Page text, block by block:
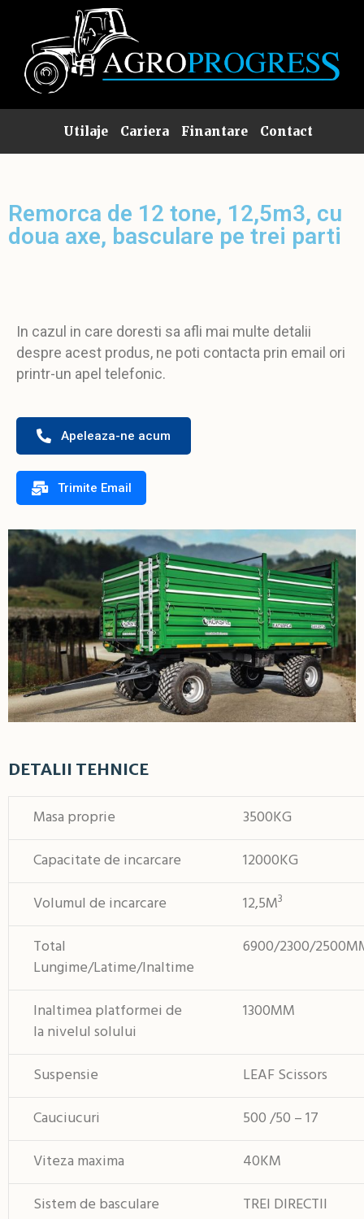
Utilaje Cariera Finantare Contact
Remorca de 12 tone, 12,5m3, cu
doua axe, basculare pe trei parti
In cazul in care doresti sa afli mai multe detalii
despre acest produs, ne poti contacta prin email ori
printr-un apel telefonic.
Apeleaza-ne acum
Trimite Email
DETALII TEHNICE
Masa proprie
3500KG
Capacitate de incarcare
12000KG
Volumul de incarcare
12,5M3
Total
Lungime/Latime/Inaltime
6900/2300/
Inaltimea platformei de
la nivelul solului
1300MM
Suspensie
LEAF Scissors
Cauciucuri
500 /50 – 17
Viteza maxima
40KM
Sistem de basculare
TREI DIRECTII